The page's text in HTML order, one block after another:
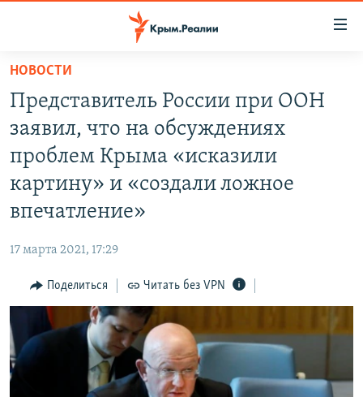
Вернуться
основному
содержанию
Вернутся
главной
навигации
СПЕЦПРОЕКТЫ
ГРУЗ 200
ВОДА
ЕЩЕ
ТЕЛЕПРОЕКТ КРЫМ.РЕАЛИИ
СОВЕТЫ ПРАВОЗАЩИТНИКОВ
ПРОПАВШИЕ БЕЗ ВЕСТИ
ПОБЕДИТЕЛЕЙ НЕ СУДЯТ?
КАК ОБОЙТИ БЛОКИРОВКУ
Українською
Qırımtatar
ПРИСОЕДИНЯЙТЕСЬ!
НОВОСТИ
Представитель России при ООН
заявил, что на обсуждениях
проблем Крыма «исказили
картину» и «создали ложное
впечатление»
17 марта 2021, 17:29
Поделиться Читать без VPN